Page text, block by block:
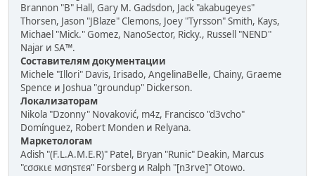
Brannon "B" Hall, Gary M. Gadsdon, Jack "akabugeyes"
Thorsen, Jason "JBlaze" Clemons, Joey "Tyrsson" Smith, Kays,
Michael "Mick." Gomez, NanoSector, Ricky., Russell "NEND"
Najar и SA™.
Составителям документации
Michele "Illori" Davis, Irisado, AngelinaBelle, Chainy, Graeme
Spence и Joshua "groundup" Dickerson.
Локализаторам
Nikola "Dzonny" Novaković, m4z, Francisco "d3vcho"
Domínguez, Robert Monden и Relyana.
Маркетологам
Adish "(F.L.A.M.E.R)" Patel, Bryan "Runic" Deakin, Marcus
"cσσкιє мσηѕтєя" Forsberg и Ralph "[n3rve]" Otowo.